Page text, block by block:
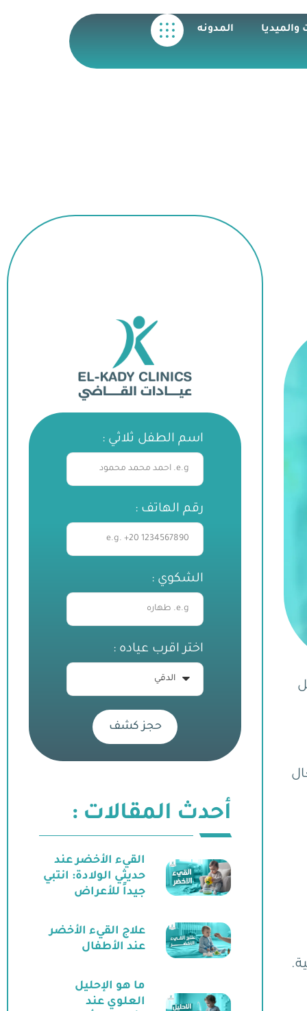
والميديا المدونه
اسم الطفل ثلاثي :
رقم الهاتف :
الشكوي :
اختر اقرب عياده :
حجز كشف
أحدث المقالات :
القيء الأخضر عند
حديثي الولادة: انتبي
جيداً للأعراض
علاج القيء الأخضر
عند الأطفال
ما هو الإحليل
العلوي عند